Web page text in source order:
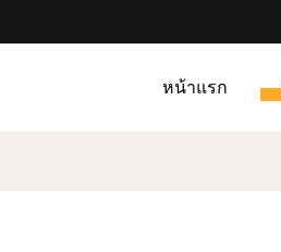
หน้าแรก